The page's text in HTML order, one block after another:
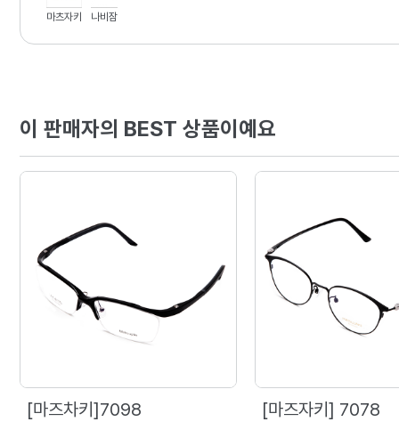
마츠자키 나비잠
이 판매자의 BEST 상품이예요
[마즈차키]7098 [마즈자키] 7078